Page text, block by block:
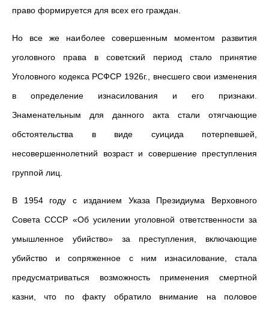
право формируется для всех его граждан.
Но все же наиболее совершенным моментом развития
уголовного права в советский период стало принятие
Уголовного кодекса РСФСР 1926г., внесшего свои изменения
в определение изнасилования и его признаки.
Знаменательным для данного акта стали отягчающие
обстоятельства в виде суицида потерпевшей,
несовершеннолетний возраст и совершение преступления
группой лиц.
В 1954 году с изданием Указа Президиума Верховного
Совета СССР «Об усилении уголовной ответственности за
умышленное убийство» за преступления, включающие
убийство и сопряженное с ним изнасилование, стала
предусматриваться возможность применения смертной
казни, что по факту обратило внимание на половое